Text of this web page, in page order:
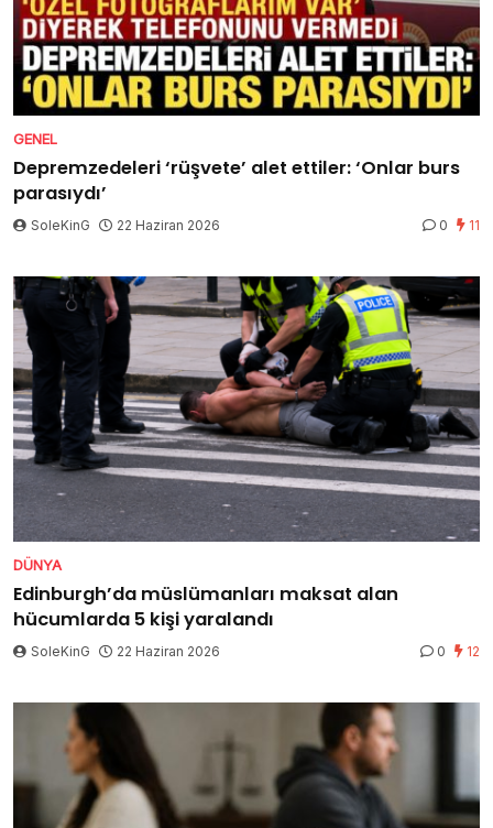
GENEL
Depremzedeleri ‘rüşvete’ alet ettiler: ‘Onlar burs
parasıydı’
SoleKinG 22 Haziran 2026 0 11
DÜNYA
Edinburgh’da müslümanları maksat alan
hücumlarda 5 kişi yaralandı
SoleKinG 22 Haziran 2026 0 12